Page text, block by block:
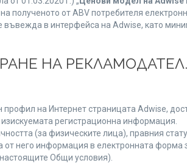
полученото от ABV потребителя
в интерфейса на Adwise, като
НА РЕКЛАМОДАТЕЛ.
на Интернет страницата Adwise,
регистрационна информация.
(за физическите лица), правния
него информация в електронната форма
Общи условия).